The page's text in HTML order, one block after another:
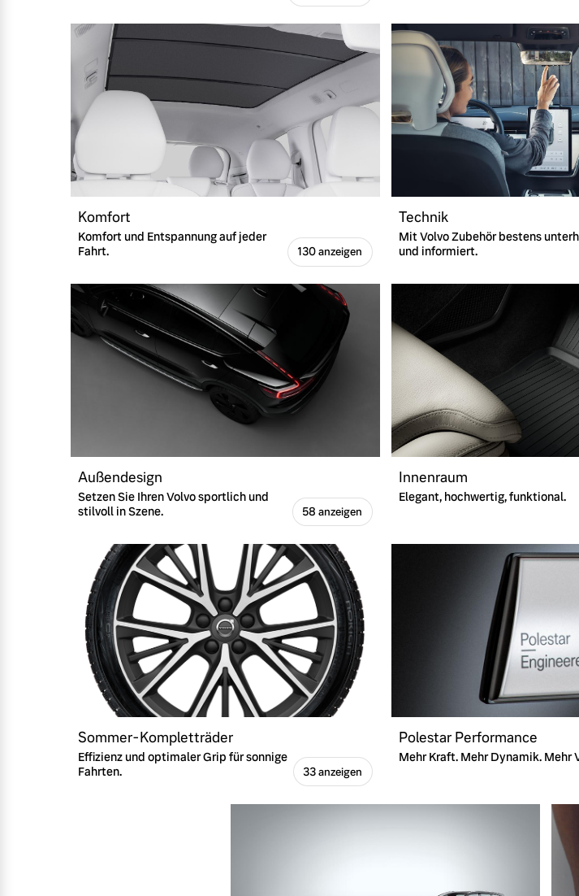
Komfort
Komfort und Entspannung auf jeder
Fahrt.
130 anzeigen
Technik
Mit Volvo Zubehör bestens
und informiert.
Außendesign
Setzen Sie Ihren Volvo sportlich und
stilvoll in Szene.
58 anzeigen
Innenraum
Elegant, hochwertig, funktional.
Sommer-Kompletträder
Effizienz und optimaler Grip für sonnige
Fahrten.
33 anzeigen
Polestar Performance
Mehr Kraft. Mehr Dynamik. Mehr